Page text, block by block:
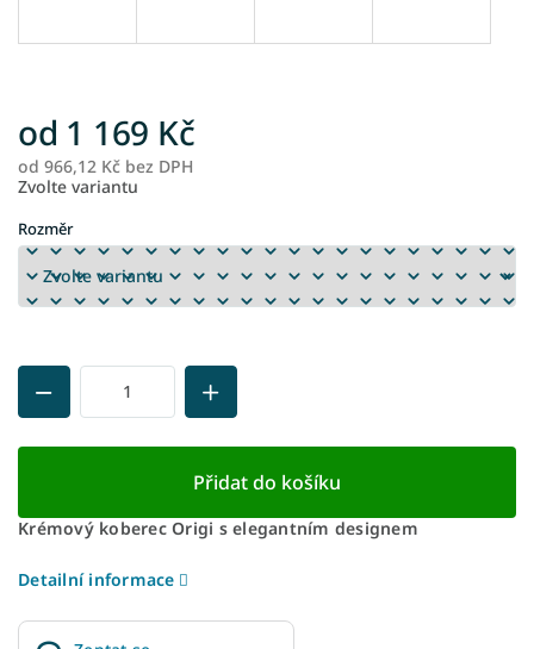
od 1 169 Kč
od 966,12 Kč bez DPH
Zvolte variantu
Rozměr
Přidat do košíku
Krémový koberec Origi s elegantním designem
Detailní informace